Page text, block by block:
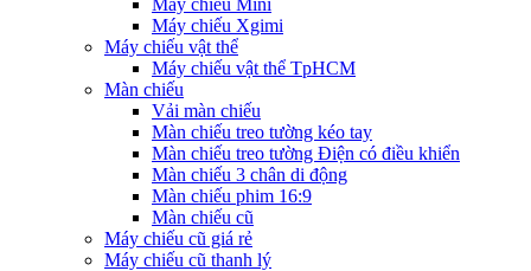
Máy chiếu Xgimi
Máy chiếu vật thể
Máy chiếu vật thể TpHCM
Màn chiếu
Vải màn chiếu
Màn chiếu treo tường kéo tay
Màn chiếu treo tường Điện có điều khiển
Màn chiếu 3 chân di động
Màn chiếu phim 16:9
Màn chiếu cũ
Máy chiếu cũ giá rẻ
Máy chiếu cũ thanh lý